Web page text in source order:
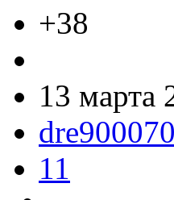
+38
13 марта
11